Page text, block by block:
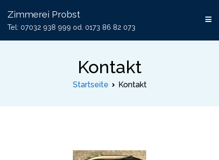
Zimmerei Probst
Tel: 07032 938 999 od. 0173 86 82 073
Kontakt
Startseite Kontakt